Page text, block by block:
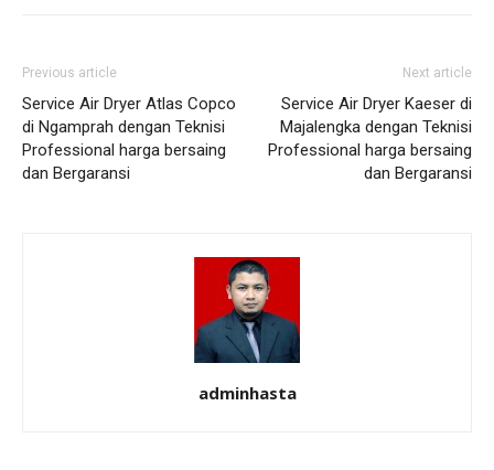
Previous article
Service Air Dryer Atlas Copco
di Ngamprah dengan Teknisi
Professional harga bersaing
dan Bergaransi
Next article
Service Air Dryer Kaeser di
Majalengka dengan Teknisi
Professional harga bersaing
dan Bergaransi
adminhasta